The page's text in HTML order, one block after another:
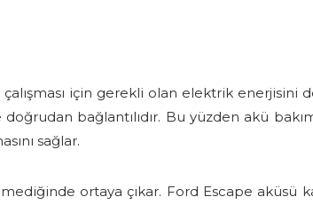
çalışması için gerekli olan elektrik enerjisini
bağlantılıdır. Bu yüzden akü
sağlar.
ortaya çıkar. Ford Escape aküsü